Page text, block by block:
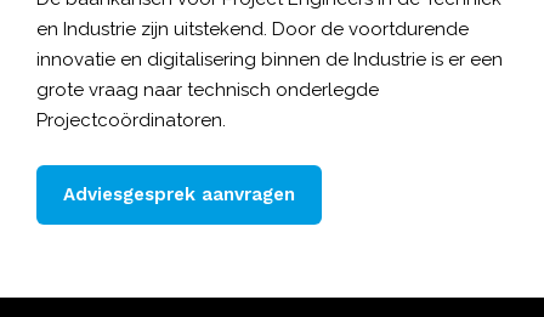
en Industrie zijn uitstekend. Door de voortdurende
innovatie en digitalisering binnen de Industrie is er een
grote vraag naar technisch onderlegde
Projectcoördinatoren.
Adviesgesprek aanvragen